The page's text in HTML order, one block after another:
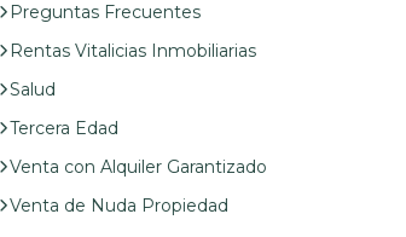
Preguntas Frecuentes
Rentas Vitalicias Inmobiliarias
Salud
Tercera Edad
Venta con Alquiler Garantizado
Venta de Nuda Propiedad